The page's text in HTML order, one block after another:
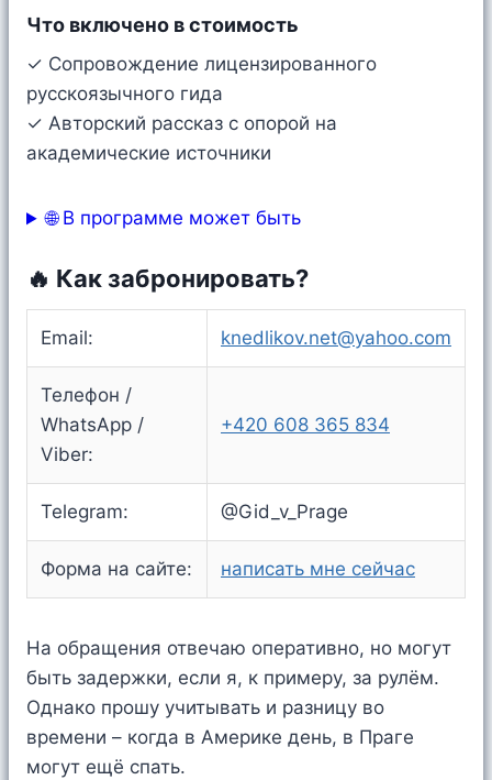
Что включено в стоимость
✓ Сопровождение лицензированного
русскоязычного гида
✓ Авторский рассказ с опорой на
академические источники
🌐 В программе может быть
🔥 Как забронировать?
Email: knedlikov.net@yahoo.com
Телефон /
WhatsApp /
Viber:
+420 608 365 834
Telegram: @Gid_v_Prage
Форма на сайте: написать мне сейчас
На обращения отвечаю оперативно, но могут
быть задержки, если я, к примеру, за рулём.
Однако прошу учитывать и разницу во
времени – когда в Америке день, в Праге
могут ещё спать.